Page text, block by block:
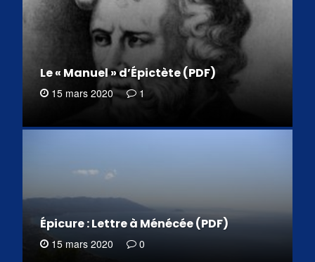
Le « Manuel » d’Épictète (PDF)
15 mars 2020 1
Épicure : Lettre à Ménécée (PDF)
15 mars 2020 0